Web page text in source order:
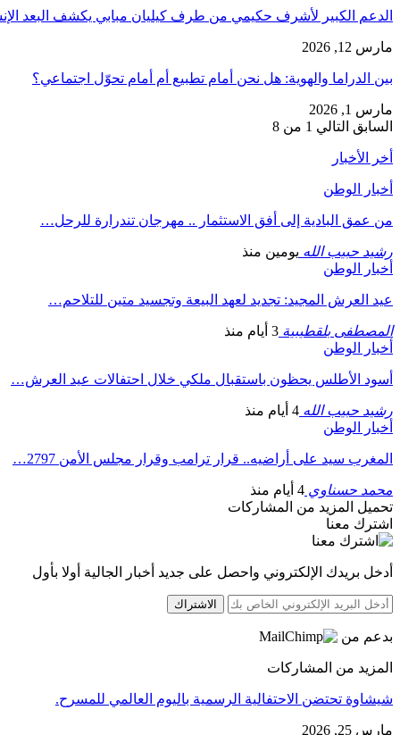
الدعم الكبير لأشرف حكيمي من طرف كيليان مبابي يكشف البعد
مارس 12, 2026
بين الدراما والهوية: هل نحن أمام تطبيع أم أمام تحوّل اجتماعي؟
مارس 1, 2026
السابق التالي 1 من 8
أخر الأخبار
أخبار الوطن
من عمق البادية إلى أفق الاستثمار .. مهرجان تندرارة للرحل…
رشيد حبيب الله يومين منذ
أخبار الوطن
عيد العرش المجيد: تجديد لعهد البيعة وتجسيد متين للتلاحم…
المصطفى بلقطيبية 3 أيام منذ
أخبار الوطن
أسود الأطلس يحظون باستقبال ملكي خلال احتفالات عيد العرش…
رشيد حبيب الله 4 أيام منذ
أخبار الوطن
المغرب سيد على أراضيه.. قرار ترامب وقرار مجلس الأمن 2797…
محمد حسناوي 4 أيام منذ
تحميل المزيد من المشاركات
اشترك معنا
أدخل بريدك الإلكتروني واحصل على جديد أخبار الجالية أولا بأول
الاشتراك
بدعم من
المزيد من المشاركات
شيشاوة تحتضن الاحتفالية الرسمية باليوم العالمي للمسرح.
مارس 25, 2026